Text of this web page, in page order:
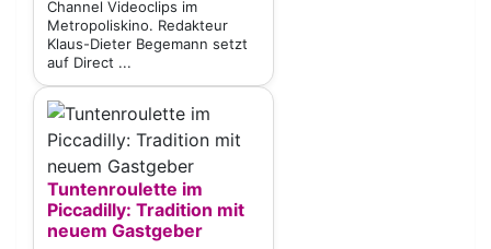
Channel Videoclips im
Metropoliskino. Redakteur
Klaus-Dieter Begemann setzt
auf Direct ...
Tuntenroulette im
Piccadilly: Tradition mit
neuem Gastgeber